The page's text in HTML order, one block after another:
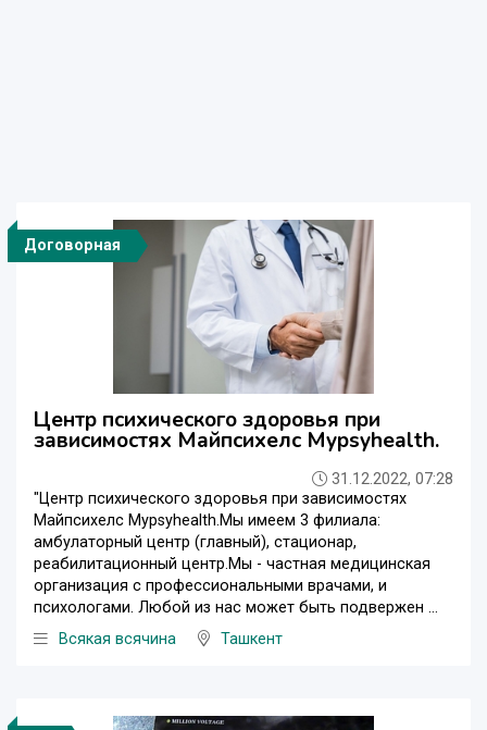
Договорная
Центр психического здоровья при
зависимостях Майпсихелс Mypsyhealth.
31.12.2022, 07:28
"Центр психического здоровья при зависимостях
Майпсихелс Mypsyhealth.Мы имеем 3 филиала:
амбулаторный центр (главный), стационар,
реабилитационный центр.Мы - частная медицинская
организация с профессиональными врачами, и
психологами. Любой из нас может быть подвержен ...
Всякая всячина
Ташкент